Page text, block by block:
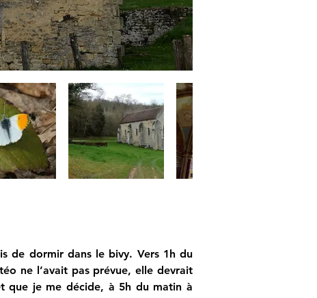
de dormir dans le bivy. Vers 1h du
ne l’avait pas prévue, elle devrait
que je me décide, à 5h du matin à